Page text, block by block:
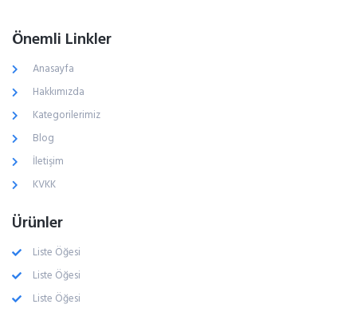
Önemli Linkler
Anasayfa
Hakkımızda
Kategorilerimiz
Blog
İletişim
KVKK
Ürünler
Liste Öğesi
Liste Öğesi
Liste Öğesi